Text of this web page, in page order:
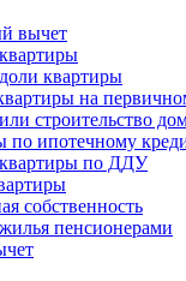
вычет
квартиры
на
строительство
по ипотечному
по ДДУ
собственность
пенсионерами